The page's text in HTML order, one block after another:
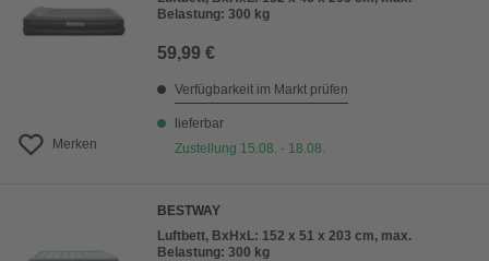
Merken
Belastung: 300 kg
59,99 €
Verfügbarkeit im Markt prüfen
lieferbar
Zustellung 15.08. - 18.08.
BESTWAY
Luftbett, BxHxL: 152 x 51 x 203 cm, max.
Belastung: 300 kg